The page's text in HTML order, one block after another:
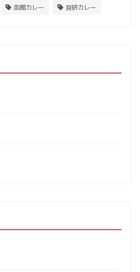
函館カレー 食研カレー